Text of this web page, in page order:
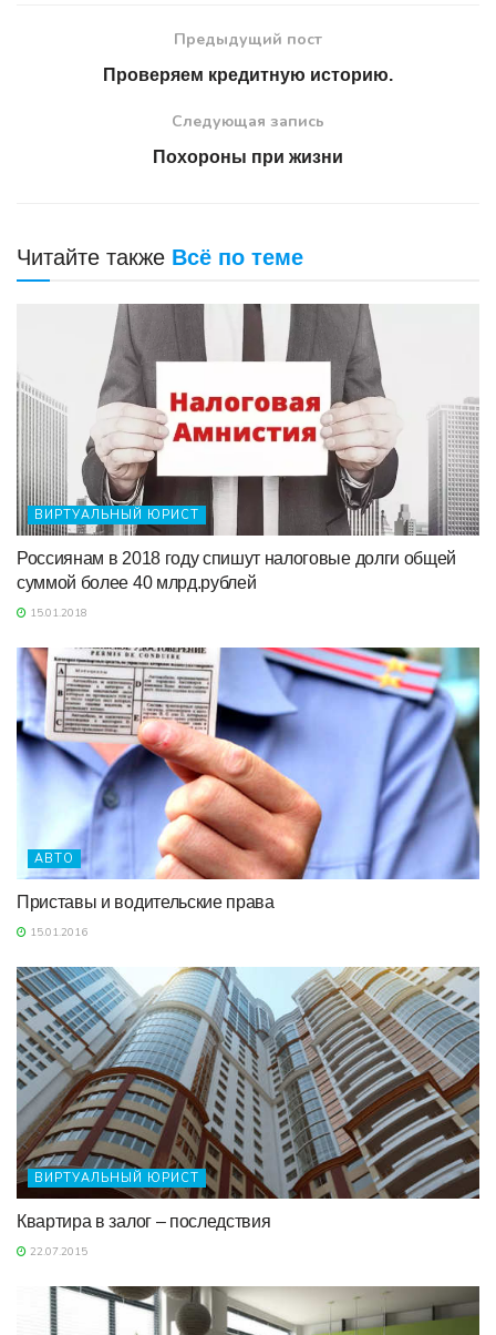
Предыдущий пост
Проверяем кредитную историю.
Следующая запись
Похороны при жизни
Читайте также Всё по теме
ВИРТУАЛЬНЫЙ ЮРИСТ
Россиянам в 2018 году спишут налоговые долги общей
суммой более 40 млрд.рублей
15.01.2018
АВТО
Приставы и водительские права
15.01.2016
ВИРТУАЛЬНЫЙ ЮРИСТ
Квартира в залог – последствия
22.07.2015